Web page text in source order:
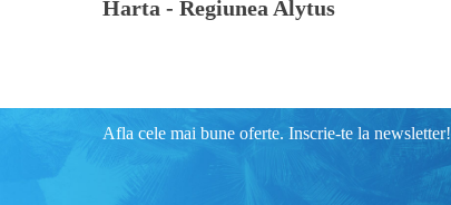
Harta - Regiunea Alytus
Afla cele mai bune oferte. Inscrie-te la newsletter!